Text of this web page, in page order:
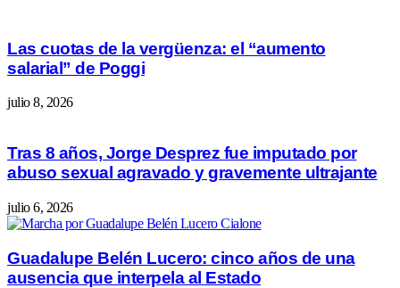
Las cuotas de la vergüenza: el “aumento
salarial” de Poggi
julio 8, 2026
Tras 8 años, Jorge Desprez fue imputado por
abuso sexual agravado y gravemente ultrajante
julio 6, 2026
Guadalupe Belén Lucero: cinco años de una
ausencia que interpela al Estado